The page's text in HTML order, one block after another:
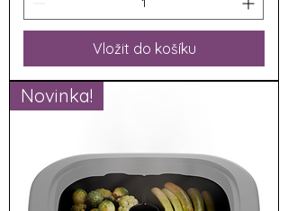
Vložit do košíku
Novinka!